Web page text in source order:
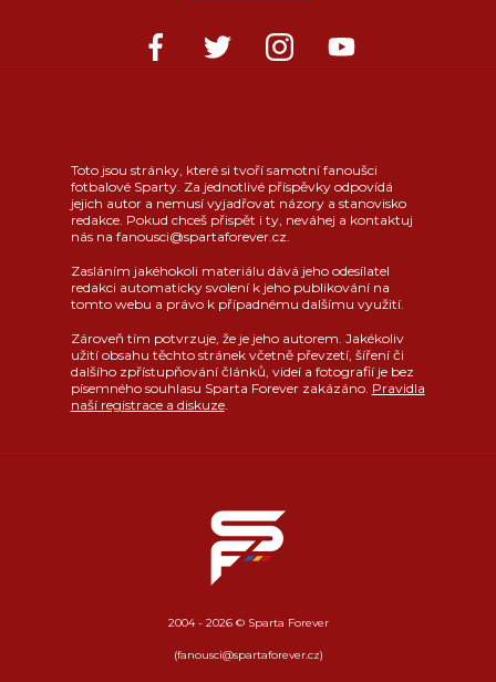
Toto jsou stránky, které si tvoří samotní fanoušci
fotbalové Sparty. Za jednotlivé příspěvky odpovídá
jejich autor a nemusí vyjadřovat názory a stanovisko
redakce. Pokud chceš přispět i ty, neváhej a kontaktuj
nás na fanousci@spartaforever.cz.
Zasláním jakéhokoli materiálu dává jeho odesílatel
redakci automaticky svolení k jeho publikování na
tomto webu a právo k případnému dalšímu využití.
Zároveň tím potvrzuje, že je jeho autorem. Jakékoliv
užití obsahu těchto stránek včetně převzetí, šíření či
dalšího zpřístupňování článků, videí a fotografií je bez
písemného souhlasu Sparta Forever zakázáno. Pravidla
naší registrace a diskuze.
2004 - 2026 © Sparta Forever
(fanousci@spartaforever.cz)